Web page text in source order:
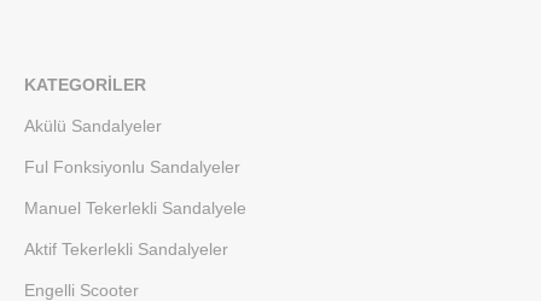
KATEGORILER
Akülü Sandalyeler
Ful Fonksiyonlu Sandalyeler
Manuel Tekerlekli Sandalyele
Aktif Tekerlekli Sandalyeler
Engelli Scooter